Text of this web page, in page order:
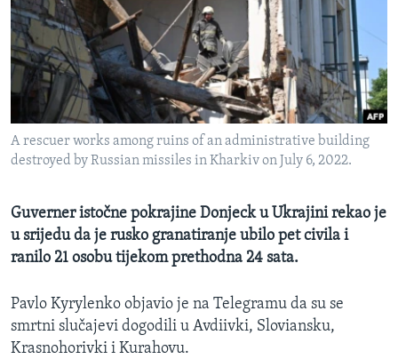
MAGAZIN
O GLASU AMERIKE
Learning English
PRATITE NAS
Jezici
A rescuer works among ruins of an administrative building
destroyed by Russian missiles in Kharkiv on July 6, 2022.
Guverner istočne pokrajine Donjeck u Ukrajini rekao je
u srijedu da je rusko granatiranje ubilo pet civila i
ranilo 21 osobu tijekom prethodna 24 sata.
Pavlo Kyrylenko objavio je na Telegramu da su se
smrtni slučajevi dogodili u Avdiivki, Sloviansku,
Krasnohorivki i Kurahovu.